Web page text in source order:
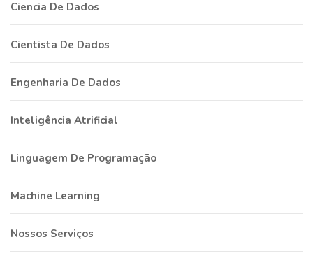
Ciencia De Dados
Cientista De Dados
Engenharia De Dados
Inteligência Atrificial
Linguagem De Programação
Machine Learning
Nossos Serviços